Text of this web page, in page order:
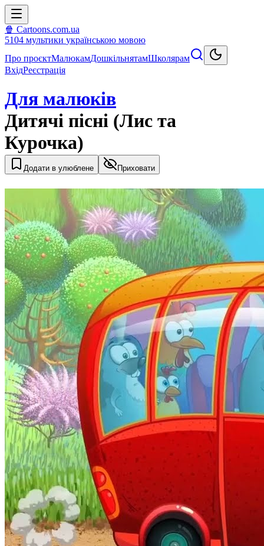
🍿 Cartoons.com.ua
5104 мультики українською мовою
Про проєктМалюкамДошкільнятамШколярам
ВхідРеєстрація
Для малюків
Дитячі пісні (Лис та
Курочка)
Додати в улюблене Приховати